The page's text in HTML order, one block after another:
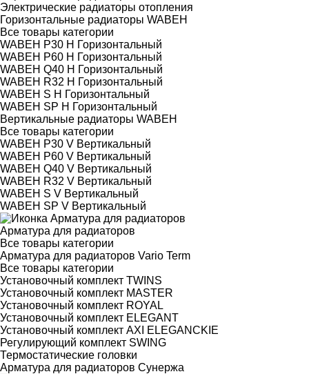
Электрические радиаторы отопления
Горизонтальные радиаторы WABEH
Все товары категории
WABEH P30 H Горизонтальный
WABEH P60 H Горизонтальный
WABEH Q40 H Горизонтальный
WABEH R32 H Горизонтальный
WABEH S H Горизонтальный
WABEH SP H Горизонтальный
Вертикальные радиаторы WABEH
Все товары категории
WABEH P30 V Вертикальный
WABEH P60 V Вертикальный
WABEH Q40 V Вертикальный
WABEH R32 V Вертикальный
WABEH S V Вертикальный
WABEH SP V Вертикальный
Арматура для радиаторов
Все товары категории
Арматура для радиаторов Vario Term
Все товары категории
Установочный комплект TWINS
Установочный комплект MASTER
Установочный комплект ROYAL
Установочный комплект ELEGANT
Установочный комплект AXI ELEGANCKIE
Регулирующий комплект SWING
Термостатические головки
Арматура для радиаторов Сунержа